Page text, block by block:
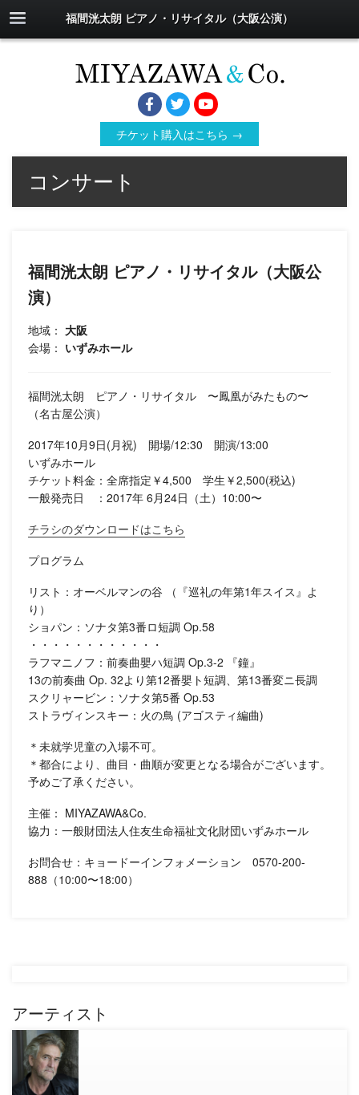
福間洸太朗 ピアノ・リサイタル（大阪公演）
チケット購入はこちら →
コンサート
福間洸太朗 ピアノ・リサイタル（大阪公
演）
地域： 大阪
会場： いずみホール
福間洸太朗 ピアノ・リサイタル 〜鳳凰がみたもの〜
（名古屋公演）
2017年10月9日(月祝) 開場/12:30 開演/13:00
いずみホール
チケット料金：全席指定￥4,500 学生￥2,500(税込)
一般発売日 ：2017年 6月24日（土）10:00〜
チラシのダウンロードはこちら
プログラム
リスト：オーベルマンの谷 （『巡礼の年第1年スイス』よ
り）
ショパン：ソナタ第3番ロ短調 Op.58
・・・・・・・・・・・・
ラフマニノフ：前奏曲嬰ハ短調 Op.3-2 『鐘』
13の前奏曲 Op. 32より第12番嬰ト短調、第13番変ニ長調
スクリャービン：ソナタ第5番 Op.53
ストラヴィンスキー：火の鳥 (アゴスティ編曲)
＊未就学児童の入場不可。
＊都合により、曲目・曲順が変更となる場合がございます。
予めご了承ください。
主催： MIYAZAWA&Co.
協力：一般財団法人住友生命福祉文化財団いずみホール
お問合せ：キョードーインフォメーション 0570-200-
888（10:00〜18:00）
アーティスト